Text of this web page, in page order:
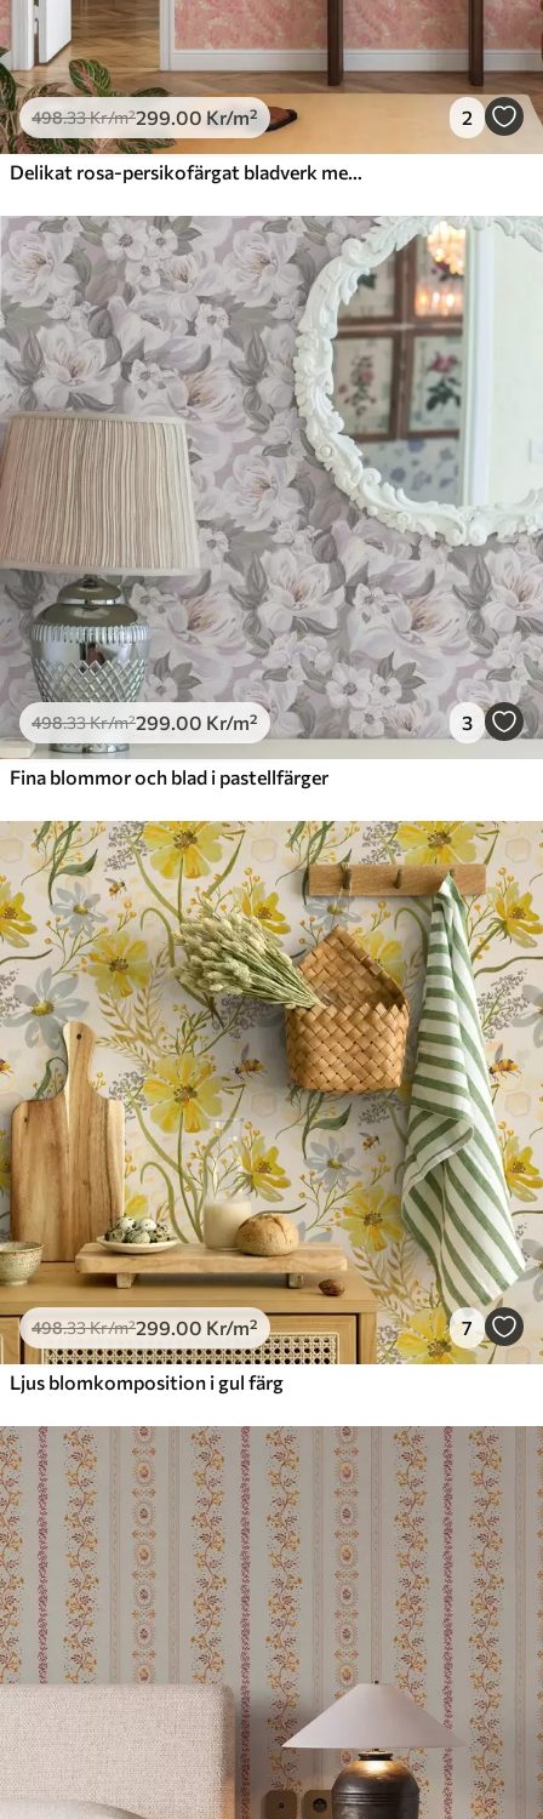
498.33Kr/m²299.00 Kr/m² 2
Delikat rosa-persikofärgat bladverk med en mjuk färgskimmer
498.33Kr/m²299.00 Kr/m² 3
Fina blommor och blad i pastellfärger
498.33Kr/m²299.00 Kr/m² 7
Ljus blomkomposition i gul färg